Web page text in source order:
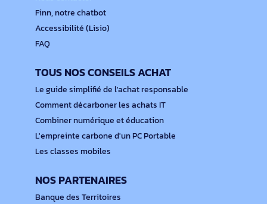
Finn, notre chatbot
Accessibilité (Lisio)
FAQ
TOUS NOS CONSEILS ACHAT
Le guide simplifié de l'achat responsable
Comment décarboner les achats IT
Combiner numérique et éducation
L'empreinte carbone d'un PC Portable
Les classes mobiles
NOS PARTENAIRES
Banque des Territoires